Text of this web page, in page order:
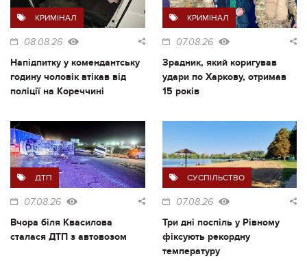
КРИМІНАЛ
08.08.26
Напідпитку у комендантську
годину чоловік втікав від
поліції на Кореччині
КРИМІНАЛ
07.08.26
Зрадник, який коригував
удари по Харкову, отримав
15 років
ДТП
07.08.26
Вчора біля Квасилова
сталася ДТП з автовозом
СУСПІЛЬСТВО
07.08.26
Три дні поспіль у Рівному
фіксують рекордну
температуру